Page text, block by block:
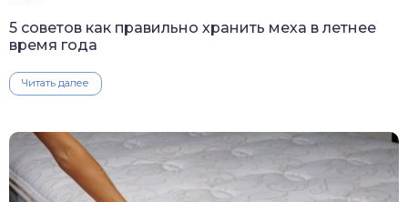
5 советов как правильно хранить меха в летнее
время года
Читать далее